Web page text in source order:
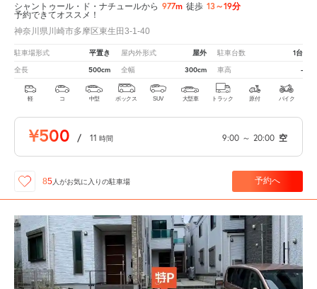
シャントゥール・ド・ナチュールから 977m 徒歩 13～19分
予約できてオススメ！
神奈川県川崎市多摩区東生田3-1-40
駐車場形式 平置き 屋内外形式 屋外 駐車台数 1台
全長 500cm 全幅 300cm 車高 -
軽 コ 中型 ボックス SUV 大型車 トラック 原付 バイク
¥500 / 11 時間 9:00 ～ 20:00 空
85 人がお気に入りの駐車場 予約へ